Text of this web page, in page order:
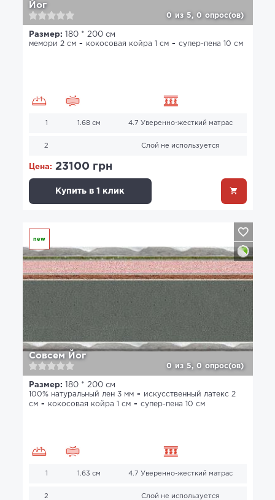
Йог
0 из 5, 0 опрос(ов)
Размер: 180 * 200 см
мемори 2 см
кокосовая койра 1 см супер-пена 10 см
1 1.68 см 4.7 Уверенно-жесткий матрас
2 Слой не используется
Цена: 23100 грн
Купить в 1 клик
new
Совсем Йог
0 из 5, 0 опрос(ов)
Размер: 180 * 200 см
100% натуральный лен 3 мм
искусственный латекс 2
см
кокосовая койра 1 см супер-пена 10 см
1 1.63 см 4.7 Уверенно-жесткий матрас
2 Слой не используется